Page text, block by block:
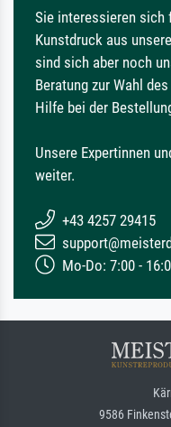
Sie interessieren sich
Kunstdruck aus
sind sich aber noch
Beratung zur Wahl
Hilfe bei der
Unsere Expertinnen
weiter.
+43 4257 29415
Mo-Do: 7:00 -
9586